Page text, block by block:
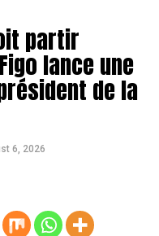
partir
lance une
de la
6, 2026